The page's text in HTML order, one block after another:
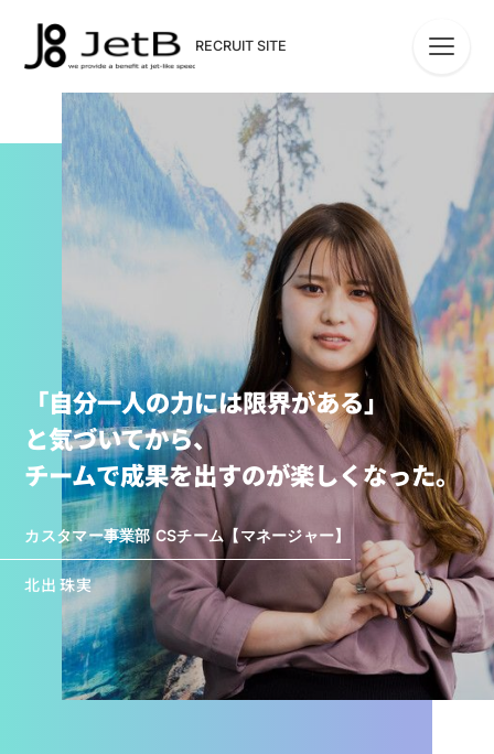
RECRUIT SITE
「自分一人の力には限界がある」
と気づいてから、
チームで成果を出すのが楽しくなった。
カスタマー事業部 CSチーム【マネージャー】
北出 珠実